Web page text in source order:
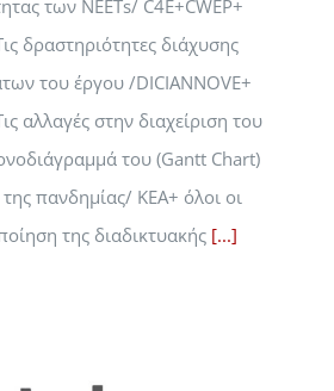
των NEETs/ C4E+CWEP+
δραστηριότητες διάχυσης
του έργου /DICIANNOVE+
αλλαγές στην διαχείριση του
του (Gantt Chart)
πανδημίας/ KEΑ+ όλοι οι
της διαδικτυακής [...]